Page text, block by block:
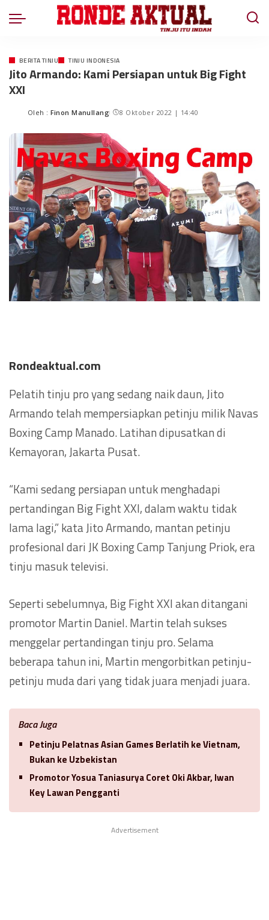
BERITA TINJU TINJU INDONESIA
Jito Armando: Kami Persiapan untuk Big Fight
XXI
Oleh : Finon Manullang 8 Oktober 2022 | 14:40
Rondeaktual.com
Pelatih tinju pro yang sedang naik daun, Jito
Armando telah mempersiapkan petinju milik Navas
Boxing Camp Manado. Latihan dipusatkan di
Kemayoran, Jakarta Pusat.
“Kami sedang persiapan untuk menghadapi
pertandingan Big Fight XXI, dalam waktu tidak
lama lagi,” kata Jito Armando, mantan petinju
profesional dari JK Boxing Camp Tanjung Priok, era
tinju masuk televisi.
Seperti sebelumnya, Big Fight XXI akan ditangani
promotor Martin Daniel. Martin telah sukses
menggelar pertandingan tinju pro. Selama
beberapa tahun ini, Martin mengorbitkan petinju-
petinju muda dari yang tidak juara menjadi juara.
Baca Juga
Petinju Pelatnas Asian Games Berlatih ke Vietnam,
Bukan ke Uzbekistan
Promotor Yosua Taniasurya Coret Oki Akbar, Iwan
Key Lawan Pengganti
Advertisement